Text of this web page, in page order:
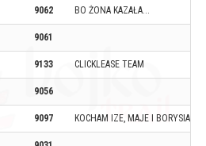
9062 BO ŻONA KAZAŁA...
9061
9133 CLICKLEASE TEAM
9056
9097 KOCHAM IZE, MAJE I BORYSIAKA